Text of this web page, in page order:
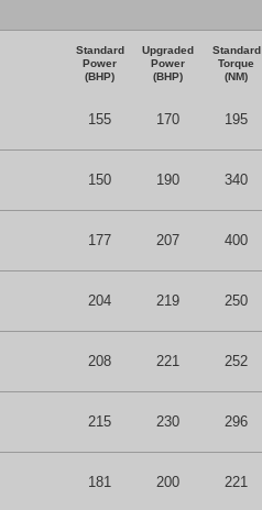
Standard
Power
(BHP)
Upgraded
Power
(BHP)
Standard
Torque
(NM)
155 170 195
150 190 340
177 207 400
204 219 250
208 221 252
215 230 296
181 200 221